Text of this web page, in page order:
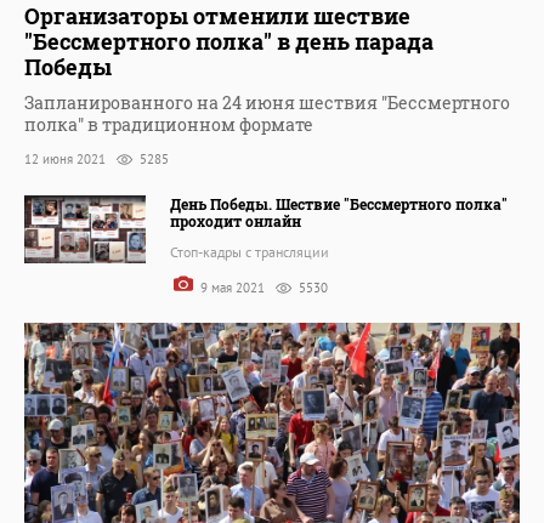
Организаторы отменили шествие
"Бессмертного полка" в день парада
Победы
Запланированного на 24 июня шествия "Бессмертного
полка" в традиционном формате
12 июня 2021 5285
День Победы. Шествие "Бессмертного полка"
проходит онлайн
Стоп-кадры с трансляции
9 мая 2021 5530